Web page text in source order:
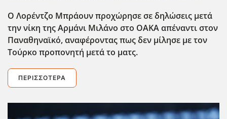
Ο Λορέντζο Μπράουν προχώρησε σε δηλώσεις μετά
την νίκη της Αρμάνι Μιλάνο στο ΟΑΚΑ απέναντι στον
Παναθηναϊκό, αναφέροντας πως δεν μίλησε με τον
Τούρκο προπονητή μετά το ματς.
ΠΕΡΙΣΣΌΤΕΡΑ